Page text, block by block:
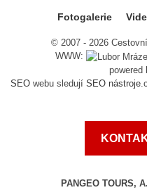
Fotogalerie
© 2007 - 2026
WWW:
powered
SEO webu sledují SEO nástroje
PANGEO TOURS,